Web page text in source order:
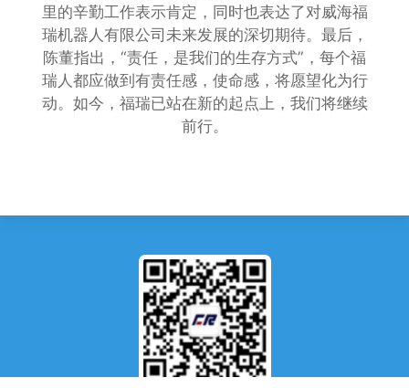
里的辛勤工作表示肯定，同时也表达了对威海福
瑞机器人有限公司未来发展的深切期待。最后，
陈董指出，“责任，是我们的生存方式”，每个福
瑞人都应做到有责任感，使命感，将愿望化为行
动。如今，福瑞已站在新的起点上，我们将继续
前行。